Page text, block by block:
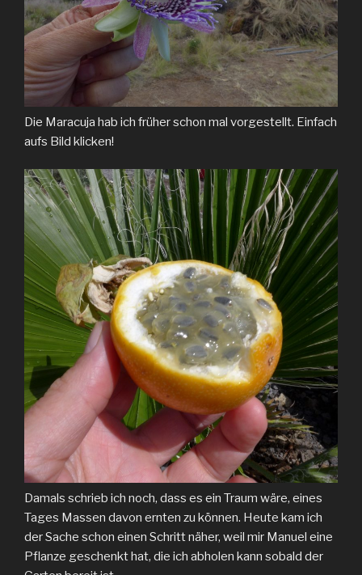
Die Maracuja hab ich früher schon mal vorgestellt. Einfach
aufs Bild klicken!
Damals schrieb ich noch, dass es ein Traum wäre, eines
Tages Massen davon ernten zu können. Heute kam ich
der Sache schon einen Schritt näher, weil mir Manuel eine
Pflanze geschenkt hat, die ich abholen kann sobald der